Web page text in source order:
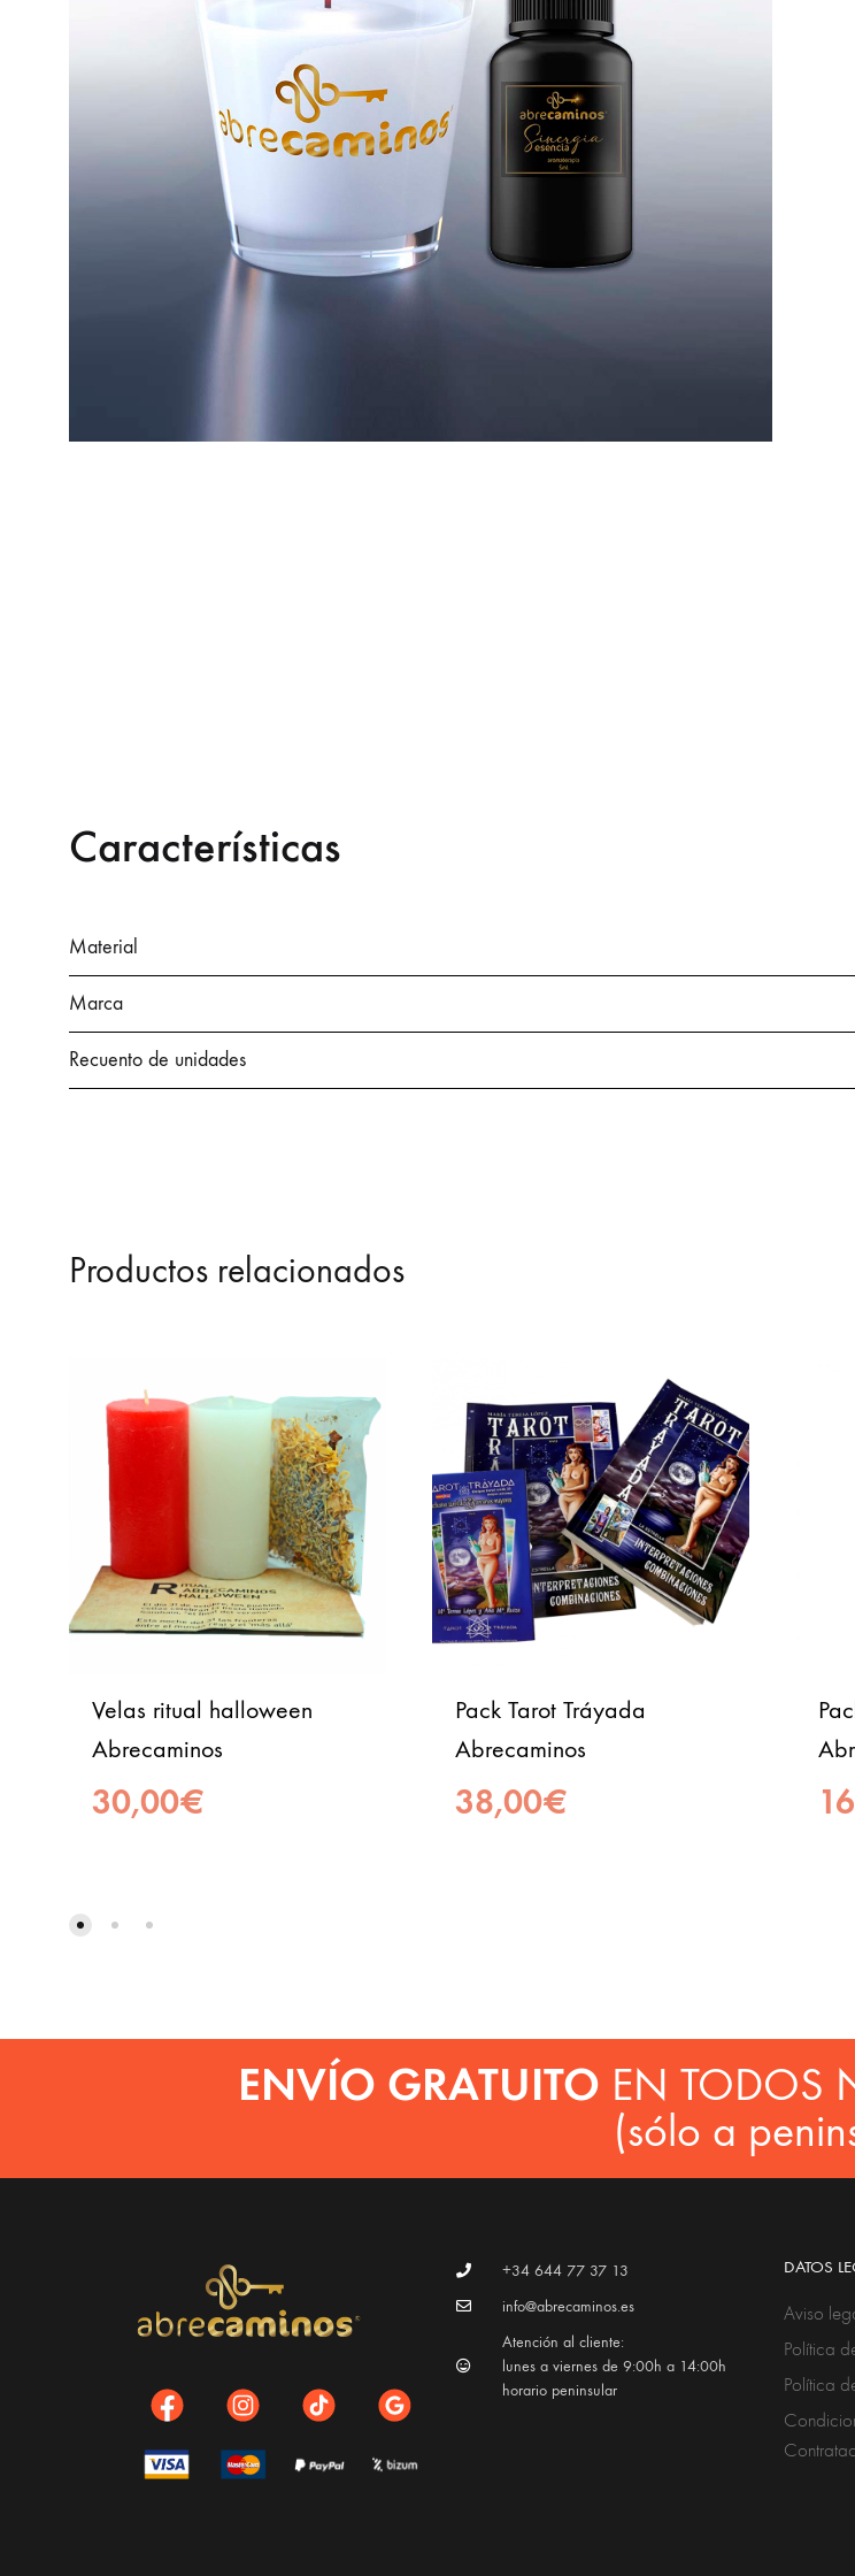
para
¡Entra
Características
Material
Marca
Recuento de unidades
Productos relacionados
Velas ritual halloween
Abrecaminos
30,00€
Pack Tarot Tráyada
Abrecaminos
38,00€
ENVÍO GRATUITO EN TODOS
(sólo a
+34 644 77 37 13
info@abrecaminos.es
Atención al cliente:
lunes a viernes de 9:00h a 14:00h
horario peninsular
DATOS
Aviso
Política
Política